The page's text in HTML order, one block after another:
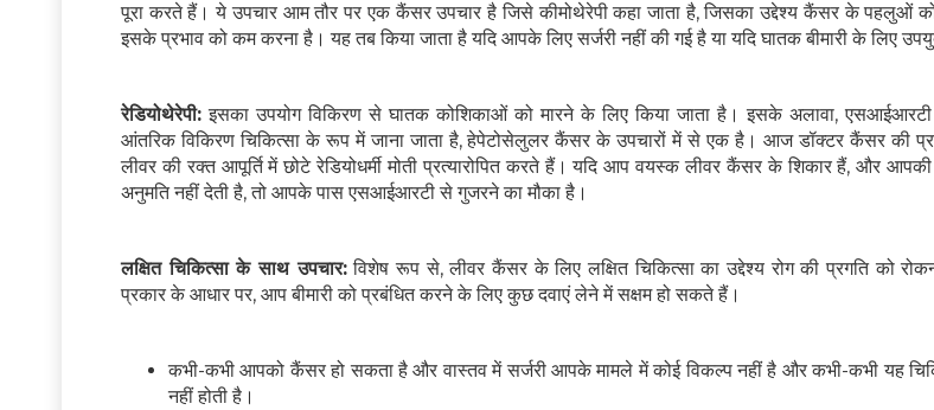
पूरा करते हैं। ये उपचार आम तौर पर एक कैंसर उपचार है जिसे कीमोथेरेपी कहा जाता है, जिसका उद्देश्य कैंसर के पहलुओं
इसके प्रभाव को कम करना है। यह तब किया जाता है यदि आपके लिए सर्जरी नहीं की गई है या यदि घातक बीमारी के लिए
रेडियोथेरेपी: इसका उपयोग विकिरण से घातक कोशिकाओं को मारने के लिए किया जाता है। इसके अलावा,
आंतरिक विकिरण चिकित्सा के रूप में जाना जाता है, हेपेटोसेलुलर कैंसर के उपचारों में से एक है। आज डॉक्टर कैंसर की
लीवर की रक्त आपूर्ति में छोटे रेडियोधर्मी मोती प्रत्यारोपित करते हैं। यदि आप वयस्क लीवर कैंसर के शिकार हैं, और
अनुमति नहीं देती है, तो आपके पास एसआईआरटी से गुजरने का मौका है।
लक्षित चिकित्सा के साथ उपचार:विशेष रूप से, लीवर कैंसर के लिए लक्षित चिकित्सा का उद्देश्य रोग की प्रगति को
प्रकार के आधार पर, आप बीमारी को प्रबंधित करने के लिए कुछ दवाएं लेने में सक्षम हो सकते हैं।
कभी-कभी आपको कैंसर हो सकता है और वास्तव में सर्जरी आपके मामले में कोई विकल्प नहीं है और कभी-कभी यह
नहीं होती है।